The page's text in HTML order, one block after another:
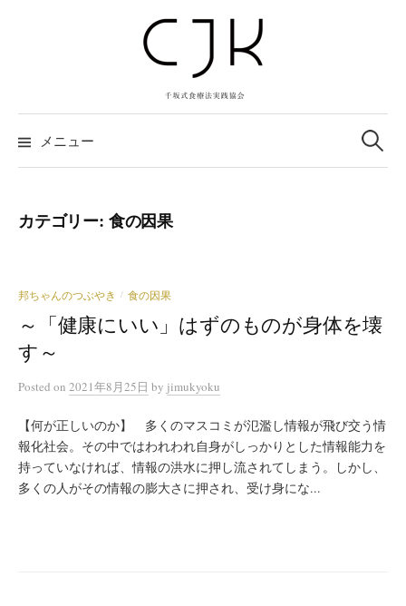
ツ
へ
プ
メニュー
検
索:
カテゴリー: 食の因果
邦ちゃんのつぶやき / 食の因果
～「健康にいい」はずのものが身体を壊
す～
Posted on 2021年8月25日 by jimukyoku
【何が正しいのか】 多くのマスコミが氾濫し情報が飛び交う情
報化社会。その中ではわれわれ自身がしっかりとした情報能力を
持っていなければ、情報の洪水に押し流されてしまう。しかし、
多くの人がその情報の膨大さに押され、受け身にな...